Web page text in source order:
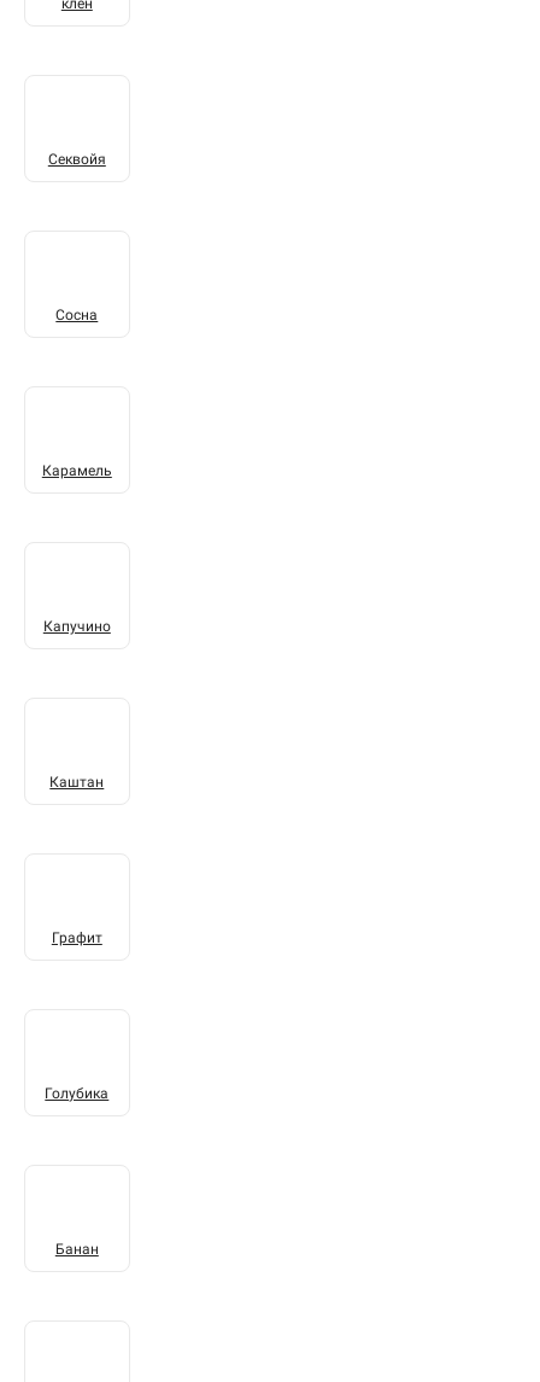
клён
Секвойя
Сосна
Карамель
Капучино
Каштан
Графит
Голубика
Банан